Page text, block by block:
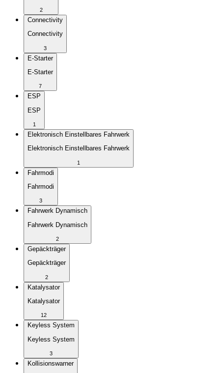
2
Connectivity
Connectivity
3
E-Starter
E-Starter
7
ESP
ESP
1
Elektronisch Einstellbares Fahrwerk
Elektronisch Einstellbares Fahrwerk
1
Fahrmodi
Fahrmodi
3
Fahrwerk Dynamisch
Fahrwerk Dynamisch
2
Gepäckträger
Gepäckträger
2
Katalysator
Katalysator
12
Keyless System
Keyless System
3
Kollisionswarner